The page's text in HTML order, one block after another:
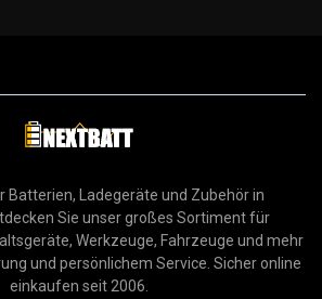
Batterien, Ladegeräte und Zubehör in
Sie unser großes Sortiment für
Werkzeuge, Fahrzeuge und mehr
und persönlichem Service. Sicher online
einkaufen seit 2006.